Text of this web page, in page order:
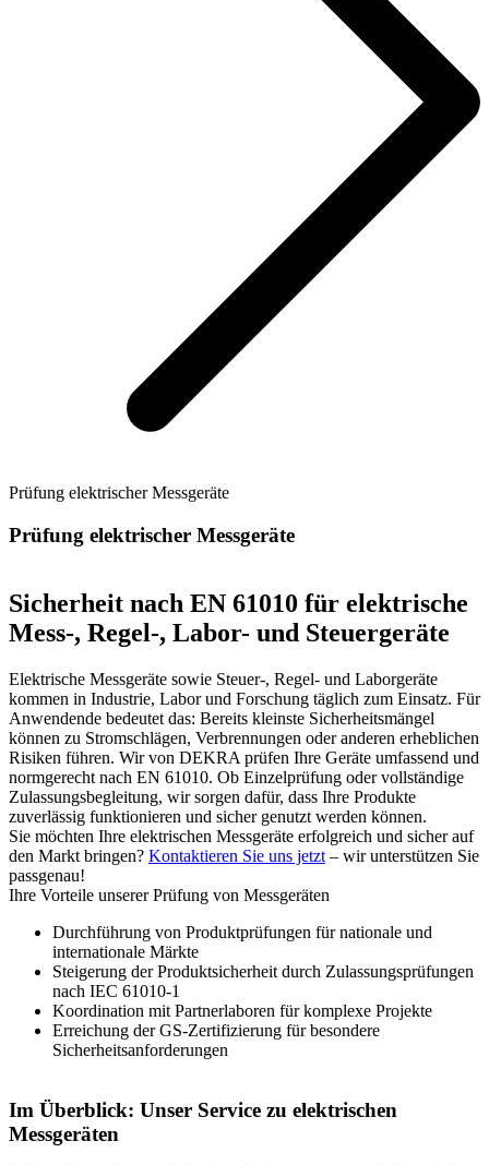
Prüfung elektrischer Messgeräte
Prüfung elektrischer Messgeräte
Sicherheit nach EN 61010 für elektrische
Mess-, Regel-, Labor- und Steuergeräte
Elektrische Messgeräte sowie Steuer-, Regel- und Laborgeräte
kommen in Industrie, Labor und Forschung täglich zum Einsatz. Für
Anwendende bedeutet das: Bereits kleinste Sicherheitsmängel
können zu Stromschlägen, Verbrennungen oder anderen erheblichen
Risiken führen. Wir von DEKRA prüfen Ihre Geräte umfassend und
normgerecht nach EN 61010. Ob Einzelprüfung oder vollständige
Zulassungsbegleitung, wir sorgen dafür, dass Ihre Produkte
zuverlässig funktionieren und sicher genutzt werden können.
Sie möchten Ihre elektrischen Messgeräte erfolgreich und sicher auf
den Markt bringen? Kontaktieren Sie uns jetzt – wir unterstützen Sie
passgenau!
Ihre Vorteile unserer Prüfung von Messgeräten
Durchführung von Produktprüfungen für nationale und
internationale Märkte
Steigerung der Produktsicherheit durch Zulassungsprüfungen
nach IEC 61010-1
Koordination mit Partnerlaboren für komplexe Projekte
Erreichung der GS-Zertifizierung für besondere
Sicherheitsanforderungen
Im Überblick: Unser Service zu elektrischen
Messgeräten